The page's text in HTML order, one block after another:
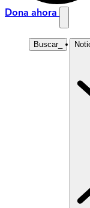
Dona ahora
Buscar_